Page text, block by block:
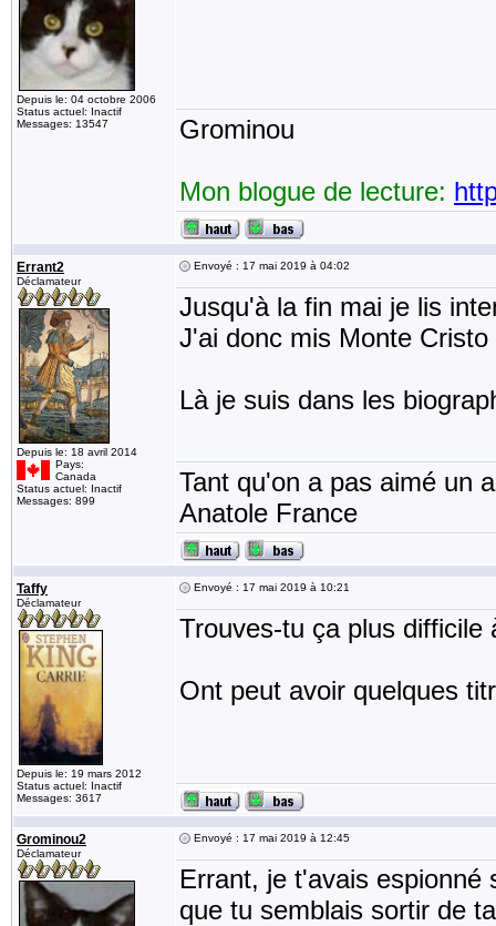
Depuis le: 04 octobre 2006
Status actuel: Inactif
Messages: 13547
Grominou
Mon blogue de lecture:
Errant2
Déclamateur
Depuis le: 18 avril 2014
Pays:
Canada
Status actuel: Inactif
Messages: 899
Envoyé : 17 mai 2019 à 04:02
Jusqu'à la fin mai je lis
J'ai donc mis Monte
Là je suis dans les
Tant qu'on a pas aimé un
Anatole France
Taffy
Déclamateur
Depuis le: 19 mars 2012
Status actuel: Inactif
Messages: 3617
Envoyé : 17 mai 2019 à 10:21
Trouves-tu ça plus difficile
Ont peut avoir quelques
Grominou2
Déclamateur
Envoyé : 17 mai 2019 à 12:45
Errant, je t'avais espionné
que tu semblais sortir de